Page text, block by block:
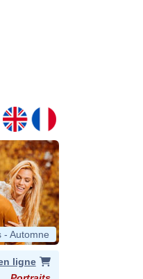
- Automne
ligne